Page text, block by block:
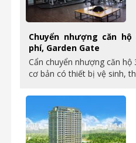
Chuyển nhượng căn hộ
phí, Garden Gate
Cẩn chuyển nhượng căn
cơ bản có thiết bị vệ sinh,